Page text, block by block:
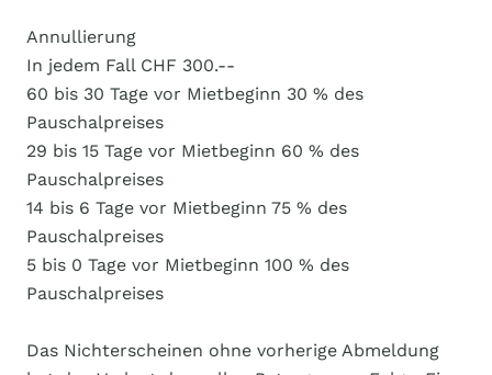
Annullierung
In jedem Fall CHF 300.--
60 bis 30 Tage vor Mietbeginn 30 % des
Pauschalpreises
29 bis 15 Tage vor Mietbeginn 60 % des
Pauschalpreises
14 bis 6 Tage vor Mietbeginn 75 % des
Pauschalpreises
5 bis 0 Tage vor Mietbeginn 100 % des
Pauschalpreises
Das Nichterscheinen ohne vorherige Abmeldung